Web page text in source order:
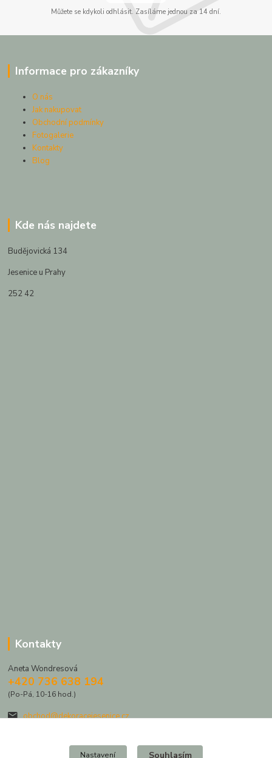
Můžete se kdykoli odhlásit. Zasíláme jednou za 14 dní.
Informace pro zákazníky
O nás
Jak nakupovat
Obchodní podmínky
Fotogalerie
Kontakty
Blog
Kde nás najdete
Budějovická 134
Jesenice u Prahy
252 42
Kontakty
Aneta Wondresová
+420 736 638 194
(Po-Pá, 10-16 hod.)
obchod@dekoracejesenice.cz
Nastavení Souhlasím